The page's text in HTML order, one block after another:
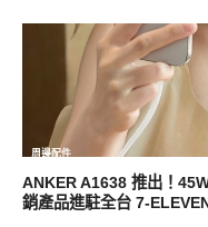
周邊配件
ANKER A1638 推出！
銷產品進駐全台 7-